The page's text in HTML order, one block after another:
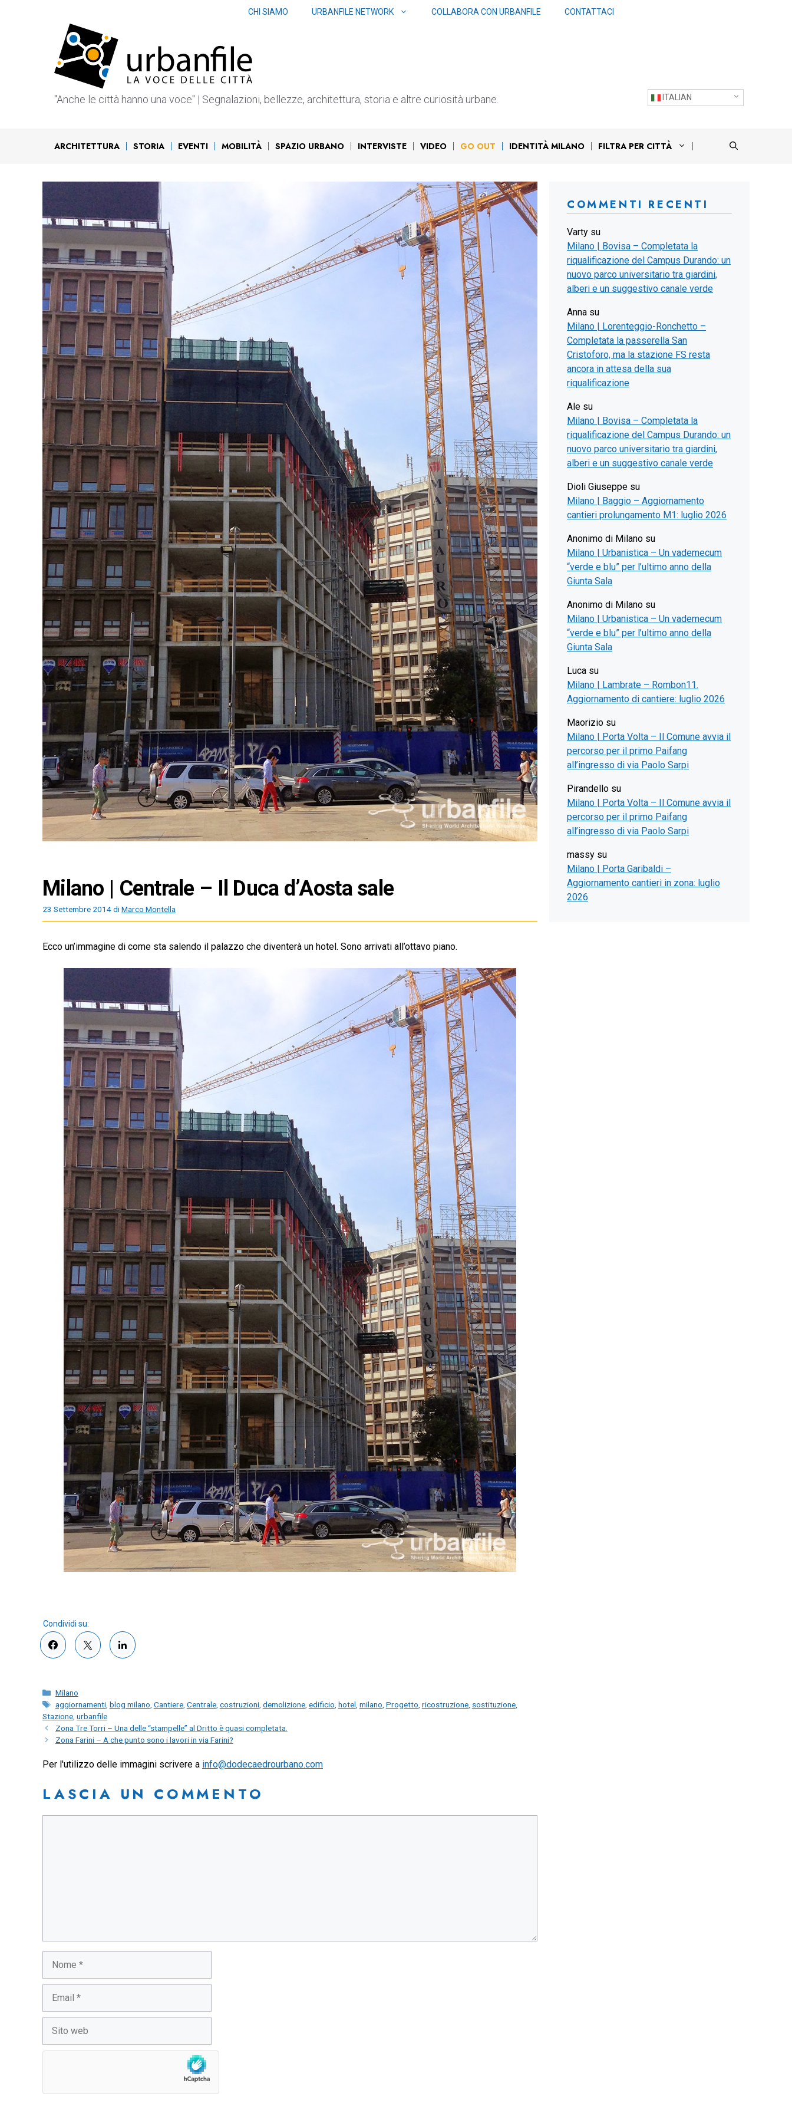
CHI SIAMO URBANFILE NETWORK COLLABORA CON URBANFILE CONTATTACI
ITALIAN
"Anche le città hanno una voce" | Segnalazioni, bellezze, architettura, storia e altre curiosità urbane.
ARCHITETTURA STORIA EVENTI MOBILITÀ SPAZIO URBANO INTERVISTE VIDEO GO OUT IDENTITÀ MILANO FILTRA PER CITTÀ
Milano | Centrale – Il Duca d’Aosta sale
23 Settembre 2014diMarco Montella
Ecco un’immagine di come sta salendo il palazzo che diventerà un hotel. Sono arrivati all’ottavo piano.
Categorie
Milano
Tag
aggiornamenti, blog milano Cantiere, Centrale, costruzioni, demolizione, edificio hotel milano Progetto ricostruzione, sostituzione,
Stazione urbanfile
Zona Tre Torri – Una delle “stampelle” al Dritto è quasi completata.
Zona Farini – A che punto sono i lavori in via Farini?
Per l'utilizzo delle immagini scrivere a info@dodecaedrourbano.com
LASCIA UN COMMENTO
web
COMMENTI RECENTI
Varty su
Milano | Bovisa – Completata la
riqualificazione del Campus Durando: un
nuovo parco universitario tra giardini,
alberi e un suggestivo canale verde
Anna su
Milano | Lorenteggio-Ronchetto –
Completata la passerella San
Cristoforo, ma la stazione FS resta
ancora in attesa della sua
riqualificazione
Ale su
Milano | Bovisa – Completata la
riqualificazione del Campus Durando: un
nuovo parco universitario tra giardini,
alberi e un suggestivo canale verde
Dioli Giuseppe su
Milano | Baggio – Aggiornamento
cantieri prolungamento M1: luglio 2026
Anonimo di Milano su
Milano | Urbanistica – Un vademecum
“verde e blu” per l’ultimo anno della
Giunta Sala
Anonimo di Milano su
Milano | Urbanistica – Un vademecum
“verde e blu” per l’ultimo anno della
Giunta Sala
Luca su
Milano | Lambrate – Rombon11.
Aggiornamento di cantiere: luglio 2026
Maorizio su
Milano | Porta Volta – Il Comune avvia il
percorso per il primo Paifang
all’ingresso di via Paolo Sarpi
Pirandello su
Milano | Porta Volta – Il Comune avvia il
percorso per il primo Paifang
all’ingresso di via Paolo Sarpi
massy su
Milano | Porta Garibaldi –
Aggiornamento cantieri in zona: luglio
2026